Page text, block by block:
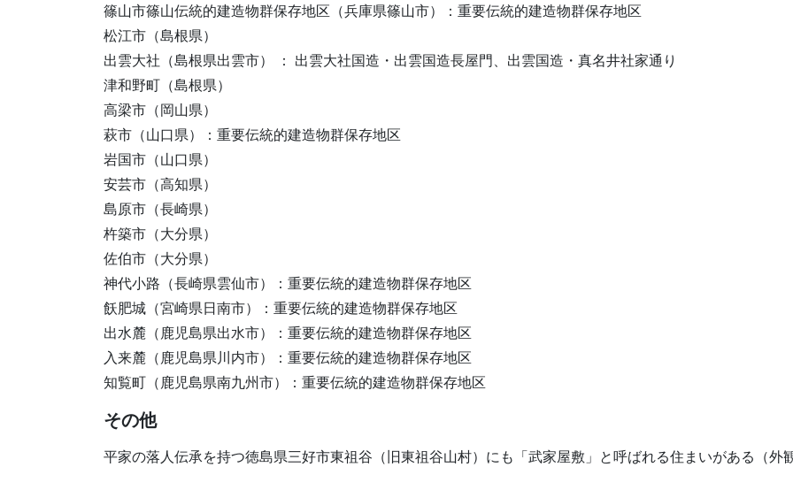
篠山市篠山伝統的建造物群保存地区（兵庫県篠山市）：重要伝統的建造物群保存地区
松江市（島根県）
出雲大社（島根県出雲市） ： 出雲大社国造・出雲国造長屋門、出雲国造・真名井社家通り
津和野町（島根県）
高梁市（岡山県）
萩市（山口県）：重要伝統的建造物群保存地区
岩国市（山口県）
安芸市（高知県）
島原市（長崎県）
杵築市（大分県）
佐伯市（大分県）
神代小路（長崎県雲仙市）：重要伝統的建造物群保存地区
飫肥城（宮崎県日南市）：重要伝統的建造物群保存地区
出水麓（鹿児島県出水市）：重要伝統的建造物群保存地区
入来麓（鹿児島県川内市）：重要伝統的建造物群保存地区
知覧町（鹿児島県南九州市）：重要伝統的建造物群保存地区
その他
平家の落人伝承を持つ徳島県三好市東祖谷（旧東祖谷山村）にも「武家屋敷」と呼ばれる住まいがある（外